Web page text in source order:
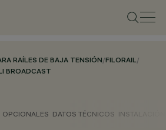
RAÍLES DE BAJA TENSIÓN/FILORAIL/
BROADCAST
OPCIONALES DATOS TÉCNICOS INSTALACIÓN